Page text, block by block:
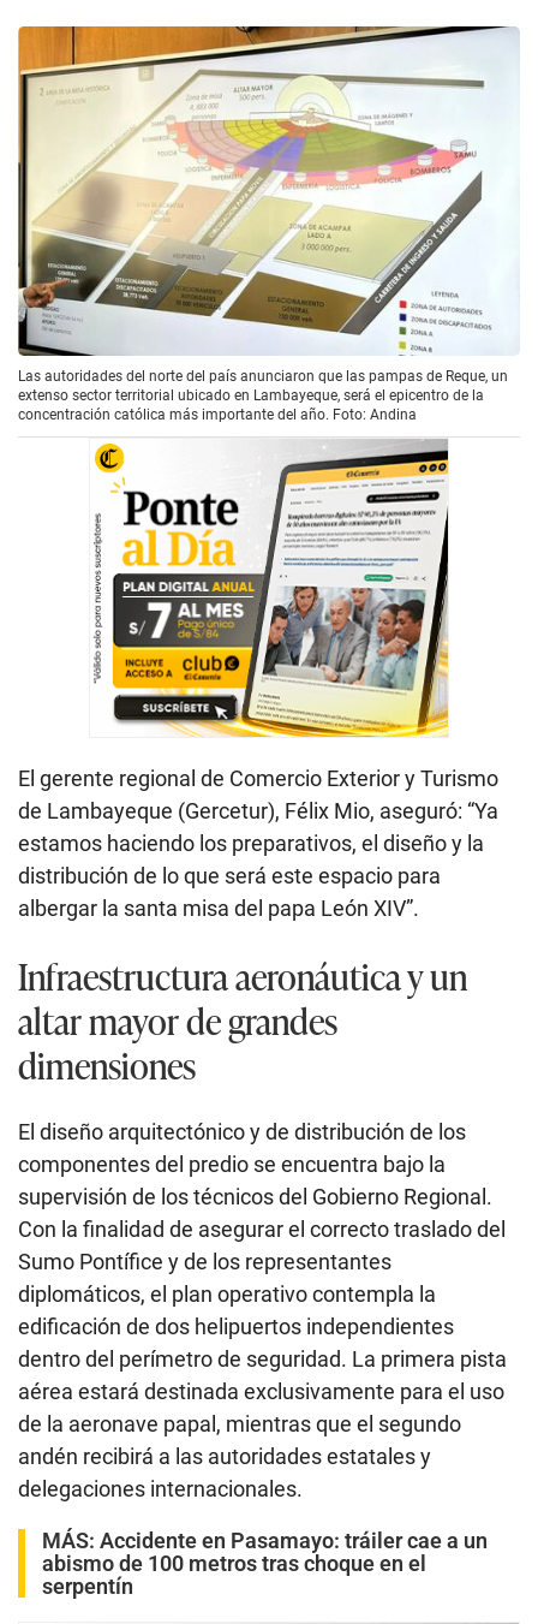
Las autoridades del norte del país anunciaron que las pampas de Reque, un
extenso sector territorial ubicado en Lambayeque, será el epicentro de la
concentración católica más importante del año. Foto: Andina
El gerente regional de Comercio Exterior y Turismo
de Lambayeque (Gercetur), Félix Mio, aseguró: “Ya
estamos haciendo los preparativos, el diseño y la
distribución de lo que será este espacio para
albergar la santa misa del papa León XIV”.
Infraestructura aeronáutica y un
altar mayor de grandes
dimensiones
El diseño arquitectónico y de distribución de los
componentes del predio se encuentra bajo la
supervisión de los técnicos del Gobierno Regional.
Con la finalidad de asegurar el correcto traslado del
Sumo Pontífice y de los representantes
diplomáticos, el plan operativo contempla la
edificación de dos helipuertos independientes
dentro del perímetro de seguridad. La primera pista
aérea estará destinada exclusivamente para el uso
de la aeronave papal, mientras que el segundo
andén recibirá a las autoridades estatales y
delegaciones internacionales.
MÁS: Accidente en Pasamayo: tráiler cae a un
abismo de 100 metros tras choque en el
serpentín